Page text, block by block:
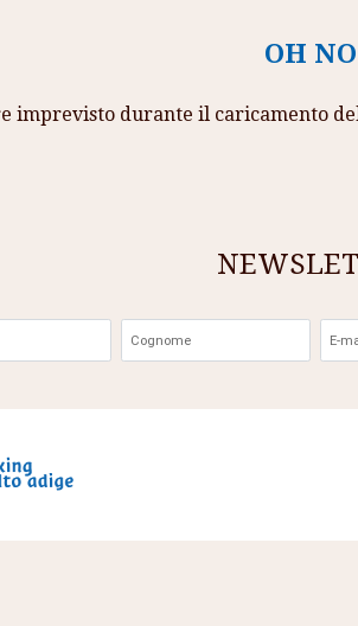
OH
imprevisto durante il caricamento